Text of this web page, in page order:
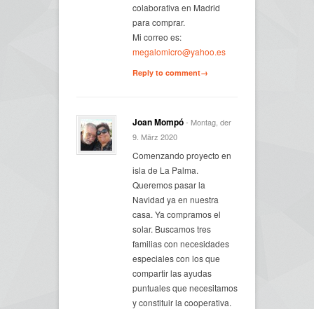
colaborativa en Madrid
para comprar.
Mi correo es:
megalomicro@yahoo.es
Reply to comment→
Joan Mompó- Montag, der
9. März 2020
Comenzando proyecto en
isla de La Palma.
Queremos pasar la
Navidad ya en nuestra
casa. Ya compramos el
solar. Buscamos tres
familias con necesidades
especiales con los que
compartir las ayudas
puntuales que necesitamos
y constituir la cooperativa.